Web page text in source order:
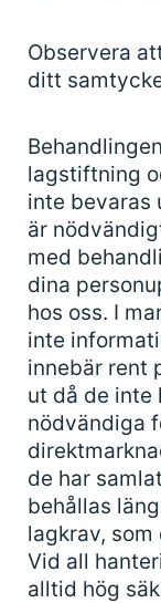
Observera
ditt
lagstiftning
inte bevaras
är
med
dina
hos oss. I
inte
innebär rent
ut då de inte
nödvändiga
de har
behållas
lagkrav,
Vid all
alltid hög